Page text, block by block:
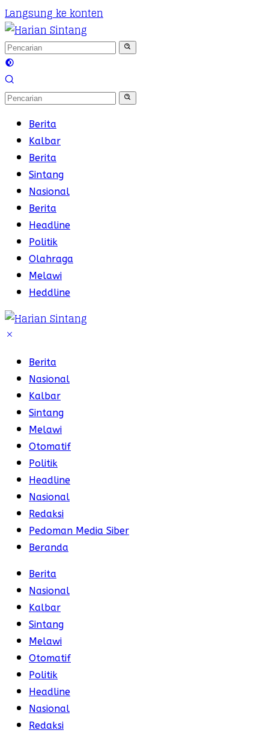
Langsung ke konten
Berita
Kalbar
Berita
Sintang
Nasional
Berita
Headline
Politik
Olahraga
Melawi
Heddline
Berita
Nasional
Kalbar
Sintang
Melawi
Otomatif
Politik
Headline
Nasional
Redaksi
Pedoman Media Siber
Beranda
Berita
Nasional
Kalbar
Sintang
Melawi
Otomatif
Politik
Headline
Nasional
Redaksi